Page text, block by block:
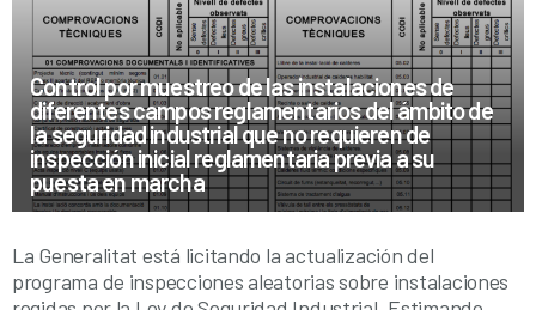
Control por muestreo de las instalaciones de
diferentes campos reglamentarios del ámbito de
la seguridad industrial que no requieren de
inspección inicial reglamentaria previa a su
puesta en marcha
La Generalitat está licitando la actualización del
programa de inspecciones aleatorias sobre instalaciones